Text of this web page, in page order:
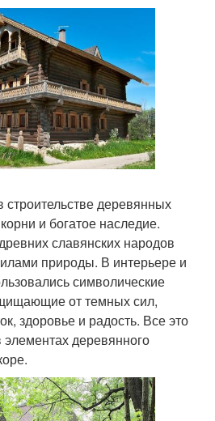
деревянных
и богатое наследие.
славянских народов
природы. В интерьере и
символические
от темных сил,
здоровье и радость. Все это
деревянного